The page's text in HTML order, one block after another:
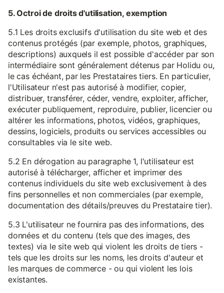
5. Octroi de droits d'utilisation, exemption
5.1 Les droits exclusifs d'utilisation du site web et des
contenus protégés (par exemple, photos, graphiques,
descriptions) auxquels il est possible d'accéder par son
intermédiaire sont généralement détenus par Holidu ou,
le cas échéant, par les Prestataires tiers. En particulier,
l'Utilisateur n'est pas autorisé à modifier, copier,
distribuer, transférer, céder, vendre, exploiter, afficher,
exécuter publiquement, reproduire, publier, licencier ou
altérer les informations, photos, vidéos, graphiques,
dessins, logiciels, produits ou services accessibles ou
consultables via le site web.
5.2 En dérogation au paragraphe 1, l'utilisateur est
autorisé à télécharger, afficher et imprimer des
contenus individuels du site web exclusivement à des
fins personnelles et non commerciales (par exemple,
documentation des détails/preuves du Prestataire tier).
5.3 L'utilisateur ne fournira pas des informations, des
données et du contenu (tels que des images, des
textes) via le site web qui violent les droits de tiers -
tels que les droits sur les noms, les droits d'auteur et
les marques de commerce - ou qui violent les lois
existantes.